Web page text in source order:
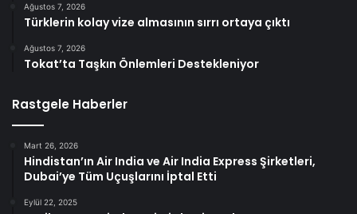
Ağustos 7, 2026
Türklerin kolay vize almasının sırrı ortaya çıktı
Ağustos 7, 2026
Tokat’ta Taşkın Önlemleri Destekleniyor
Rastgele Haberler
Mart 26, 2026
Hindistan’ın Air India ve Air India Express Şirketleri,
Dubai’ye Tüm Uçuşlarını İptal Etti
Eylül 22, 2025